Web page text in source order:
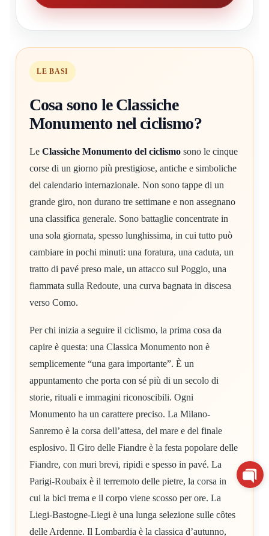
LE BASI
Cosa sono le Classiche
Monumento nel ciclismo?
Le Classiche Monumento del ciclismo sono le cinque
corse di un giorno più prestigiose, antiche e simboliche
del calendario internazionale. Non sono tappe di un
grande giro, non durano tre settimane e non assegnano
una classifica generale. Sono battaglie concentrate in
una sola giornata, spesso lunghissima, in cui tutto può
cambiare in pochi minuti: una foratura, una caduta, un
tratto di pavé preso male, un attacco sul Poggio, una
fiammata sulla Redoute, una curva bagnata in discesa
verso Como.
Per chi inizia a seguire il ciclismo, la prima cosa da
capire è questa: una Classica Monumento non è
semplicemente “una gara importante”. È un
appuntamento che porta con sé più di un secolo di
storie, rituali e immagini riconoscibili. Ogni
Monumento ha un carattere preciso. La Milano-
Sanremo è la corsa dell’attesa, del mare e del finale
esplosivo. Il Giro delle Fiandre è la festa popolare delle
Fiandre, con muri brevi, ripidi e spesso in pavé. La
Parigi-Roubaix è il terremoto delle pietre, la corsa in
cui la bici trema e il corpo viene scosso per ore. La
Liegi-Bastogne-Liegi è una lunga selezione sulle côtes
delle Ardenne. Il Lombardia è la classica d’autunno,